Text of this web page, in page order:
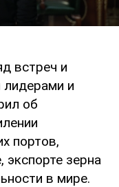
встреч и
лидерами и
об
портов,
зерна
в мире.